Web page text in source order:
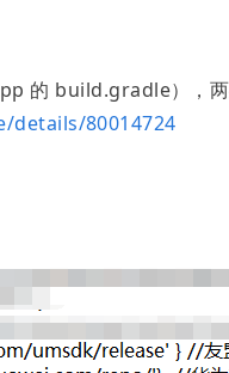
的 build.gradle），
details/80014724